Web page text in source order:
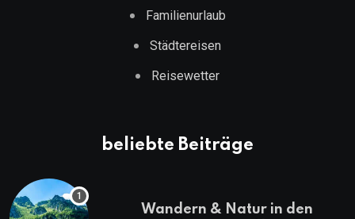
Familienurlaub
Städtereisen
Reisewetter
beliebte Beiträge
Wandern & Natur in den